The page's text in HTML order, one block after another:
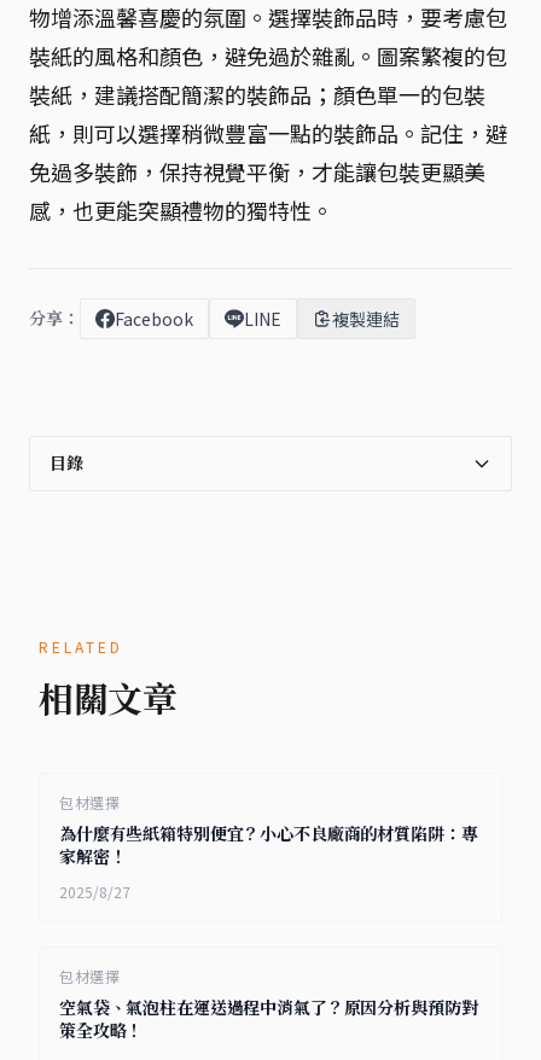
物增添溫馨喜慶的氛圍。選擇裝飾品時，要考慮包
裝紙的風格和顏色，避免過於雜亂。圖案繁複的包
裝紙，建議搭配簡潔的裝飾品；顏色單一的包裝
紙，則可以選擇稍微豐富一點的裝飾品。記住，避
免過多裝飾，保持視覺平衡，才能讓包裝更顯美
感，也更能突顯禮物的獨特性。
分享： Facebook LINE 複製連結
目錄
RELATED
相關文章
包材選擇
為什麼有些紙箱特別便宜？小心不良廠商的材質陷阱：專
家解密！
2025/8/27
包材選擇
空氣袋、氣泡柱在運送過程中消氣了？原因分析與預防對
策全攻略！